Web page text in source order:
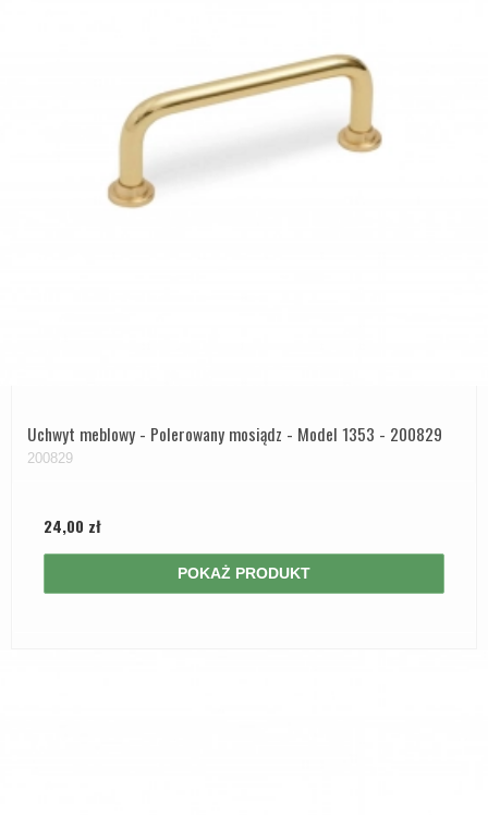
Uchwyt meblowy - Polerowany mosiądz - Model 1353 - 200829
200829
24,00 zł
POKAŻ PRODUKT